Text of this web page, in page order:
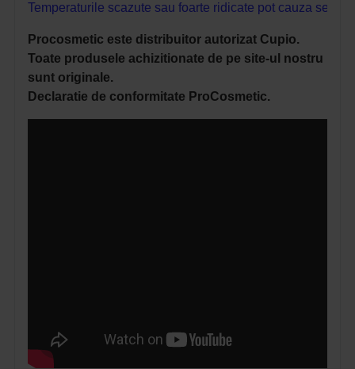
Temperaturile scazute sau foarte ridicate pot cauza
Procosmetic este distribuitor autorizat Cupio.
Toate produsele achizitionate de pe site-ul nostru
sunt originale.
Declaratie de conformitate ProCosmetic.